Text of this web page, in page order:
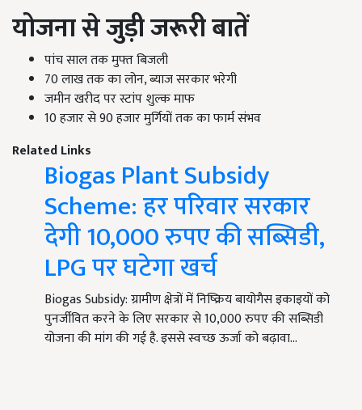
योजना से जुड़ी जरूरी बातें
पांच साल तक मुफ्त बिजली
70 लाख तक का लोन, ब्याज सरकार भरेगी
जमीन खरीद पर स्टांप शुल्क माफ
10 हजार से 90 हजार मुर्गियों तक का फार्म संभव
Related Links
Biogas Plant Subsidy
Scheme: हर परिवार सरकार
देगी 10,000 रुपए की सब्सिडी,
LPG पर घटेगा खर्च
Biogas Subsidy: ग्रामीण क्षेत्रों में निष्क्रिय बायोगैस इकाइयों को
पुनर्जीवित करने के लिए सरकार से 10,000 रुपए की सब्सिडी
योजना की मांग की गई है. इससे स्वच्छ ऊर्जा को बढ़ावा…